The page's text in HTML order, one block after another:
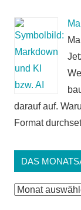
darauf auf.
Format
DAS
Das